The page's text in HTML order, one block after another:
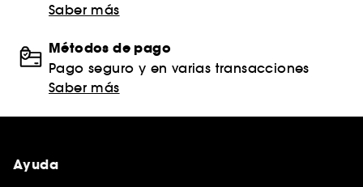
Saber más
Métodos de pago
Pago seguro y en varias transacciones
Saber más
Ayuda